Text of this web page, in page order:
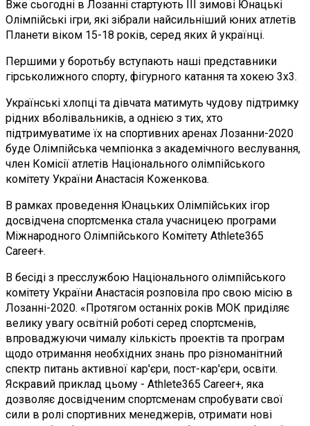
Вже сьогодні в Лозанні стартують ІІІ зимові Юнацькі
Олімпійські ігри, які зібрали найсильніший юних атлетів
Планети віком 15-18 років, серед яких й українці.
Першими у боротьбу вступають наші представники
гірськолижного спорту, фігурного катання та хокею 3х3.
Українські хлопці та дівчата матимуть чудову підтримку
рідних вболівальників, а однією з тих, хто
підтримуватиме їх на спортивних аренах Лозанни-2020
буде Олімпійська чемпіонка з академічного веслування,
член Комісії атлетів Національного олімпійського
комітету України Анастасія Коженкова.
В рамках проведення Юнацьких Олімпійських ігор
досвідчена спортсменка стала учасницею програми
Міжнародного Олімпійського Комітету Athlete365
Career+.
В бесіді з пресслужбою Національного олімпійського
комітету України Анастасія розповіла про свою місію в
Лозанні-2020. «Протягом останніх років МОК приділяє
велику увагу освітній роботі серед спортсменів,
впроваджуючи чималу кількість проектів та програм
щодо отримання необхідних знань про різноманітний
спектр питань активної кар'єри, пост-кар'єри, освіти.
Яскравий приклад цьому - Athlete365 Career+, яка
дозволяє досвідченим спортсменам спробувати свої
сили в ролі спортивних менеджерів, отримати нові